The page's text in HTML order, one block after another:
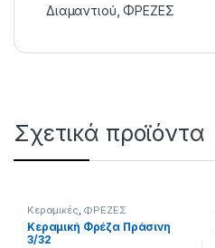
Διαμαντιού ,ΦΡΕΖΕΣ
Σχετικά προϊόντα
Κεραμικές, ΦΡΕΖΕΣ
Κεραμική Φρέζα Πράσινη
3/32